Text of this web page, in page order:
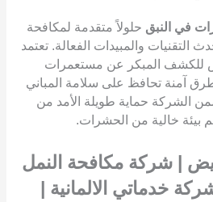
في النبق حلولاً متقدمة لمكافحة
التقنيات والمبيدات الفعالة. تعتمد
للكشف المبكر عن مستعمرات
آمنة تحافظ على سلامة المباني
الشركة حماية طويلة الأمد من
بيئة خالية من الحشرات.
| شركة مكافحة النمل
خدماتي الالمانية |